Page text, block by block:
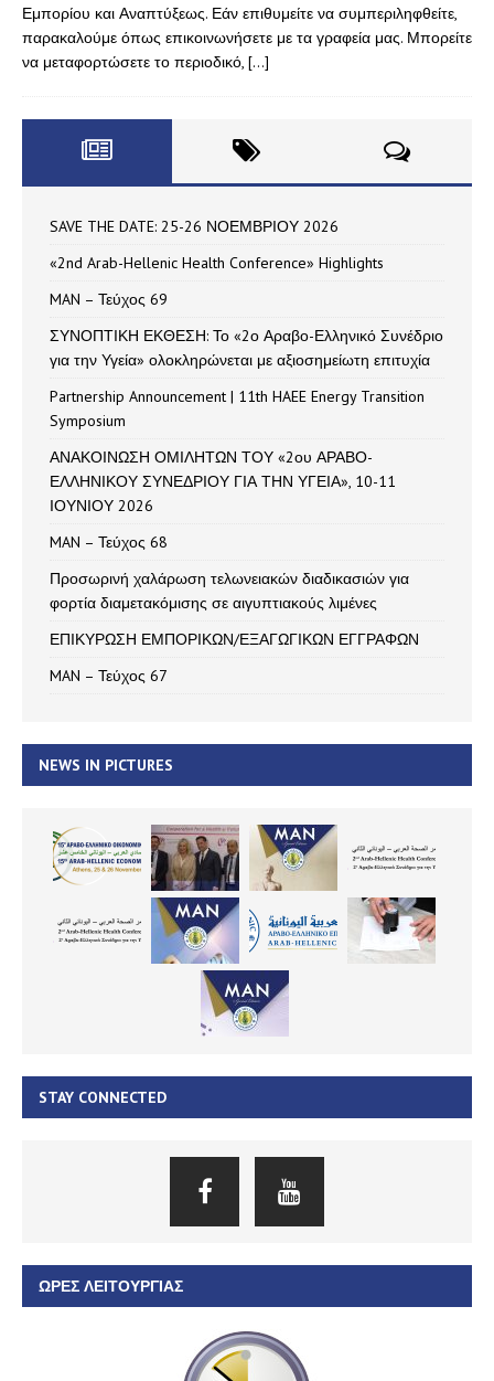
Εμπορίου και Αναπτύξεως. Εάν επιθυμείτε να συμπεριληφθείτε,
παρακαλούμε όπως επικοινωνήσετε με τα γραφεία μας. Μπορείτε
να μεταφορτώσετε το περιοδικό, […]
SAVE THE DATE: 25-26 ΝΟΕΜΒΡΙΟΥ 2026
«2nd Arab-Hellenic Health Conference» Highlights
MAN – Τεύχος 69
ΣΥΝΟΠΤΙΚΗ ΕΚΘΕΣΗ: Το «2ο Αραβο-Ελληνικό Συνέδριο
για την Υγεία» ολοκληρώνεται με αξιοσημείωτη επιτυχία
Partnership Announcement | 11th HAEE Energy Transition
Symposium
ΑΝΑΚΟΙΝΩΣΗ ΟΜΙΛΗΤΩΝ ΤΟΥ «2ου ΑΡΑΒΟ-
ΕΛΛΗΝΙΚΟΥ ΣΥΝΕΔΡΙΟΥ ΓΙΑ ΤΗΝ ΥΓΕΙΑ», 10-11
ΙΟΥΝΙΟΥ 2026
MAN – Τεύχος 68
Προσωρινή χαλάρωση τελωνειακών διαδικασιών για
φορτία διαμετακόμισης σε αιγυπτιακούς λιμένες
ΕΠΙΚΥΡΩΣΗ ΕΜΠΟΡΙΚΩΝ/ΕΞΑΓΩΓΙΚΩΝ ΕΓΓΡΑΦΩΝ
MAN – Τεύχος 67
NEWS IN PICTURES
STAY CONNECTED
ΏΡΕΣ ΛΕΙΤΟΥΡΓΊΑΣ